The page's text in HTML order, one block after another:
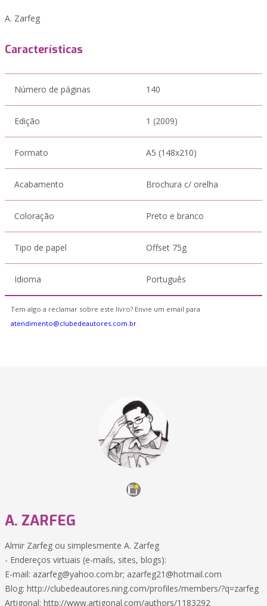
A. Zarfeg
Características
Número de páginas 140
Edição 1 (2009)
Formato A5 (148x210)
Acabamento Brochura c/ orelha
Coloração Preto e branco
Tipo de papel Offset 75g
Idioma Português
Tem algo a reclamar sobre este livro? Envie um email para
atendimento@clubedeautores.com.br
A. ZARFEG
Almir Zarfeg ou simplesmente A. Zarfeg
- Endereços virtuais (e-mails, sites, blogs):
E-mail: azarfeg@yahoo.com.br; azarfeg21@hotmail.com
Blog: http://clubedeautores.ning.com/profiles/members/?q=zarfeg
Artigonal: http://www.artigonal.com/authors/1183292